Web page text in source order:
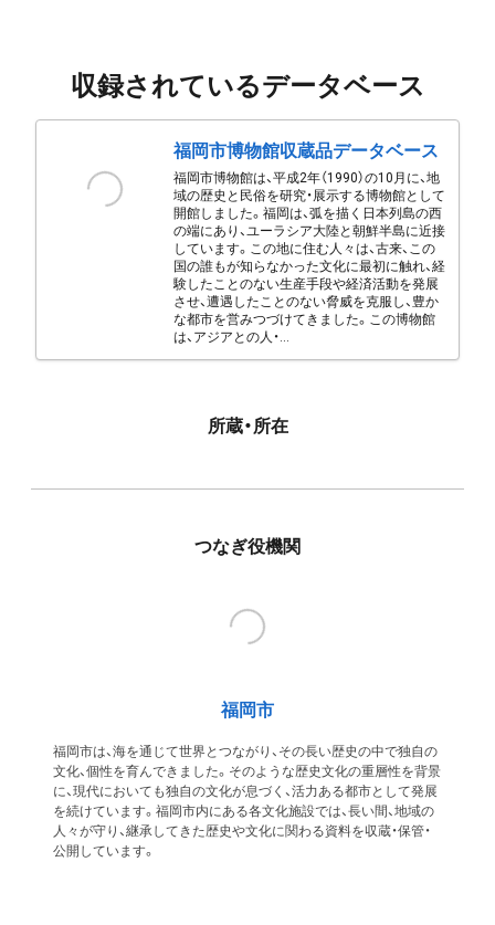
収録されているデータベース
福岡市博物館収蔵品データベース
福岡市博物館は、平成2年（1990）の10月に、地
域の歴史と民俗を研究・展示する博物館として
開館しました。福岡は、弧を描く日本列島の西
の端にあり、ユーラシア大陸と朝鮮半島に近接
しています。この地に住む人々は、古来、この
国の誰もが知らなかった文化に最初に触れ、経
験したことのない生産手段や経済活動を発展
させ、遭遇したことのない脅威を克服し、豊か
な都市を営みつづけてきました。この博物館
は、アジアとの人・...
所蔵・所在
つなぎ役機関
福岡市
福岡市は、海を通じて世界とつながり、その長い歴史の中で独自の
文化、個性を育んできました。そのような歴史文化の重層性を背景
に、現代においても独自の文化が息づく、活力ある都市として発展
を続けています。福岡市内にある各文化施設では、長い間、地域の
人々が守り、継承してきた歴史や文化に関わる資料を収蔵・保管・
公開しています。